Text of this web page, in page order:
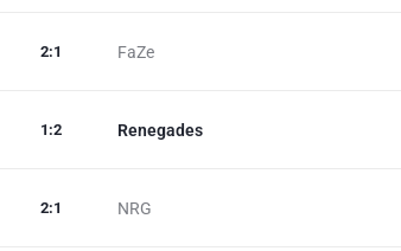
FaZe
2:1
Renegades
1 :2
NRG
2:1